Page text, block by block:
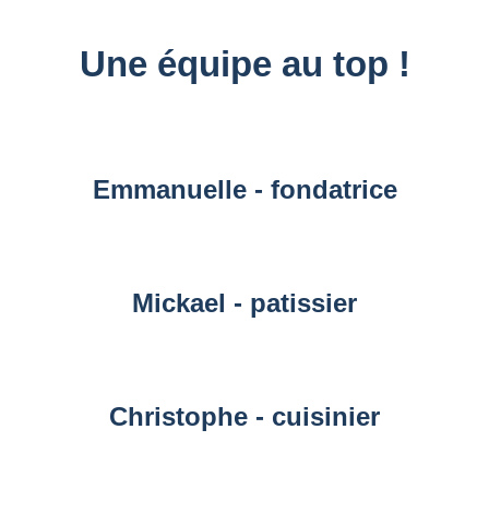
Une équipe au top !
Emmanuelle - fondatrice
Mickael - patissier
Christophe - cuisinier